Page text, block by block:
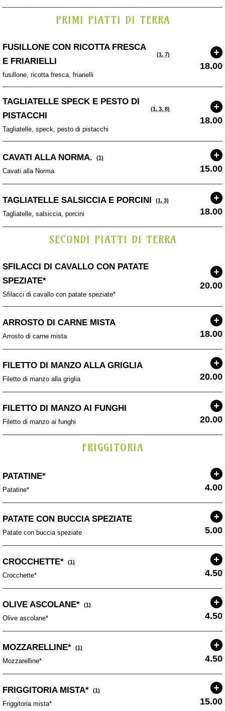
PRIMI PIATTI DI TERRA
FUSILLONE CON RICOTTA FRESCA
E FRIARIELLI
(1, 7)
fusillone, ricotta fresca, friarielli
18.00
TAGLIATELLE SPECK E PESTO DI
PISTACCHI
(1, 3, 8)
Tagliatelle, speck, pesto di pistacchi
18.00
CAVATI ALLA NORMA. (1)
Cavati alla Norma 15.00
TAGLIATELLE SALSICCIA E PORCINI (1, 3)
Tagliatelle, salsiccia, porcini 18.00
SECONDI PIATTI DI TERRA
SFILACCI DI CAVALLO CON PATATE
SPEZIATE*
Sfilacci di cavallo con patate speziate*
20.00
ARROSTO DI CARNE MISTA
Arrosto di carne mista 18.00
FILETTO DI MANZO ALLA GRIGLIA
Filetto di manzo alla griglia 20.00
FILETTO DI MANZO AI FUNGHI
Filetto di manzo ai funghi 20.00
FRIGGITORIA
PATATINE*
Patatine* 4.00
PATATE CON BUCCIA SPEZIATE
Patate con buccia speziate 5.00
CROCCHETTE* (1)
Crocchette* 4.50
OLIVE ASCOLANE* (1)
Olive ascolane* 4.50
MOZZARELLINE* (1)
Mozzarelline* 4.50
FRIGGITORIA MISTA* (1)
Friggitoria mista* 15.00